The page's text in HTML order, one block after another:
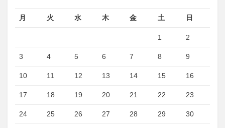
ョ
月 火 水 木 金 土 日
1 2
3 4 5 6 7 8 9
10 11 12 13 14 15 16
17 18 19 20 21 22 23
24 25 26 27 28 29 30